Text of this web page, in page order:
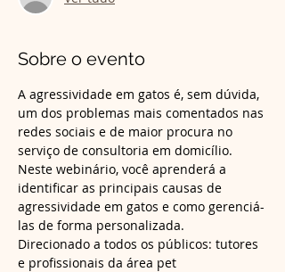
Sobre o evento
A agressividade em gatos é, sem dúvida,
um dos problemas mais comentados nas
redes sociais e de maior procura no
serviço de consultoria em domicílio.
Neste webinário, você aprenderá a
identificar as principais causas de
agressividade em gatos e como gerenciá-
las de forma personalizada.
Direcionado a todos os públicos: tutores
e profissionais da área pet